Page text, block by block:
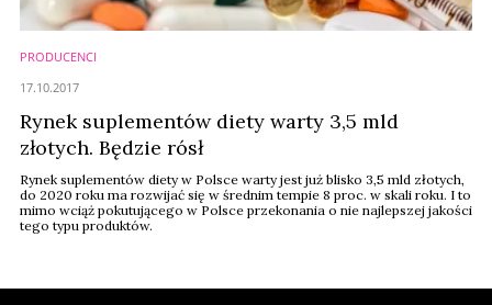
PRODUCENCI
Rynek suplementów diety warty 3,5 mld
złotych. Będzie rósł
Rynek suplementów diety w Polsce warty jest już blisko 3,5 mld złotych,
do 2020 roku ma rozwijać się w średnim tempie 8 proc. w skali roku. I to
mimo wciąż pokutującego w Polsce przekonania o nie najlepszej jakości
tego typu produktów.
17.10.2017